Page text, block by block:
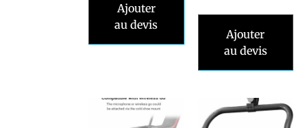
Ajouter
au devis
Ajouter
au devis